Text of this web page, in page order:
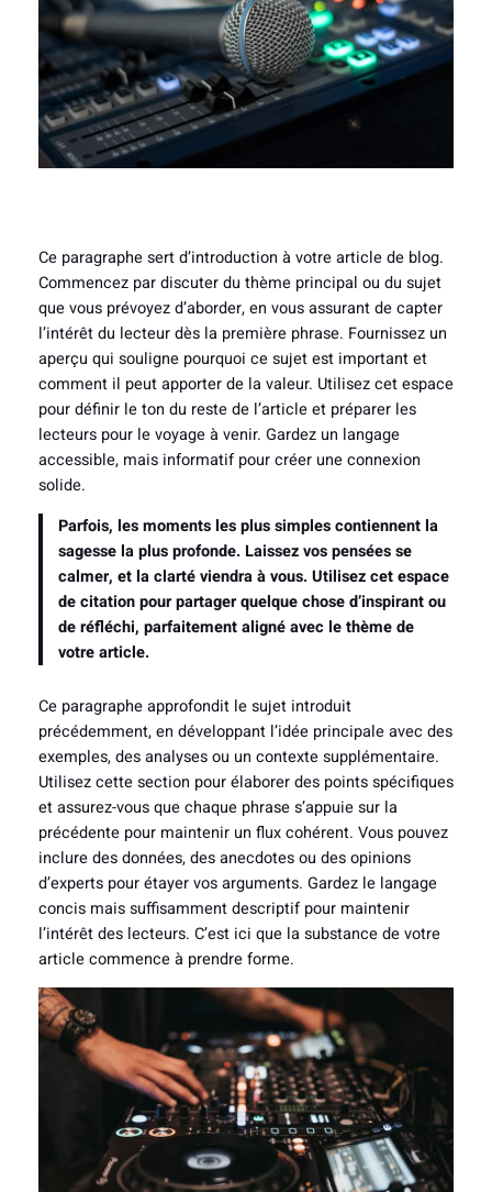
Ce paragraphe sert d’introduction à votre article de blog.
Commencez par discuter du thème principal ou du sujet
que vous prévoyez d’aborder, en vous assurant de capter
l’intérêt du lecteur dès la première phrase. Fournissez un
aperçu qui souligne pourquoi ce sujet est important et
comment il peut apporter de la valeur. Utilisez cet espace
pour définir le ton du reste de l’article et préparer les
lecteurs pour le voyage à venir. Gardez un langage
accessible, mais informatif pour créer une connexion
solide.
Parfois, les moments les plus simples contiennent la
sagesse la plus profonde. Laissez vos pensées se
calmer, et la clarté viendra à vous. Utilisez cet espace
de citation pour partager quelque chose d’inspirant ou
de réfléchi, parfaitement aligné avec le thème de
votre article.
Ce paragraphe approfondit le sujet introduit
précédemment, en développant l’idée principale avec des
exemples, des analyses ou un contexte supplémentaire.
Utilisez cette section pour élaborer des points spécifiques
et assurez-vous que chaque phrase s’appuie sur la
précédente pour maintenir un flux cohérent. Vous pouvez
inclure des données, des anecdotes ou des opinions
d’experts pour étayer vos arguments. Gardez le langage
concis mais suffisamment descriptif pour maintenir
l’intérêt des lecteurs. C’est ici que la substance de votre
article commence à prendre forme.